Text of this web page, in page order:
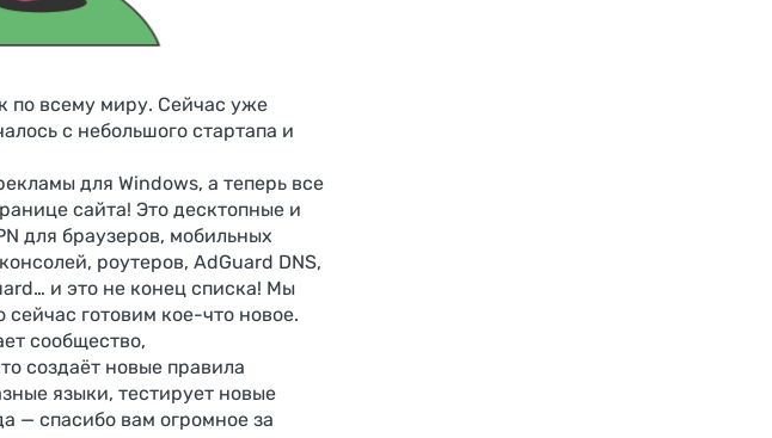
по всему миру. Сейчас уже
с небольшого стартапа и
для Windows, а теперь все
сайта! Это десктопные и
для браузеров, мобильных
роутеров, AdGuard DNS,
и это не конец списка! Мы
готовим кое-что новое.
сообщество,
создаёт новые правила
языки, тестирует новые
— спасибо вам огромное за